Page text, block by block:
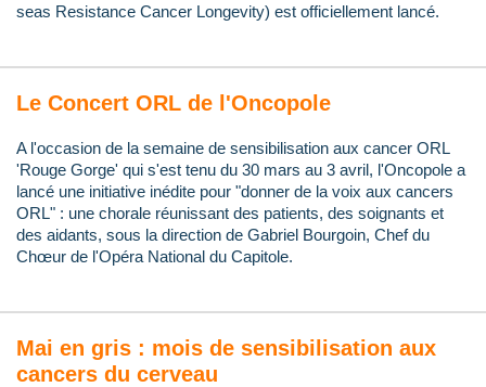
seas Resistance Cancer Longevity) est officiellement lancé.
Le Concert ORL de l'Oncopole
A l'occasion de la semaine de sensibilisation aux cancer ORL
'Rouge Gorge' qui s'est tenu du 30 mars au 3 avril, l'Oncopole a
lancé une initiative inédite pour "donner de la voix aux cancers
ORL" : une chorale réunissant des patients, des soignants et
des aidants, sous la direction de Gabriel Bourgoin, Chef du
Chœur de l'Opéra National du Capitole.
Mai en gris : mois de sensibilisation aux
cancers du cerveau